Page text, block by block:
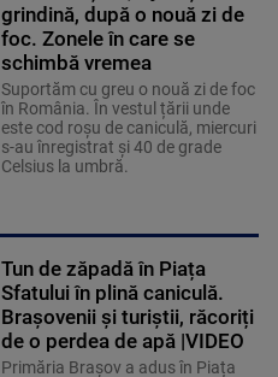
grindină, după o nouă zi de
foc. Zonele în care se
schimbă vremea
Suportăm cu greu o nouă zi de foc
în România. În vestul țării unde
este cod roșu de caniculă, miercuri
s-au înregistrat și 40 de grade
Celsius la umbră.
Tun de zăpadă în Piața
Sfatului în plină caniculă.
Brașovenii și turiștii, răcoriți
de o perdea de apă |VIDEO
Primăria Brașov a adus în Piața